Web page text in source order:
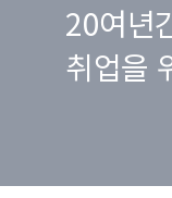
20여년
취업을